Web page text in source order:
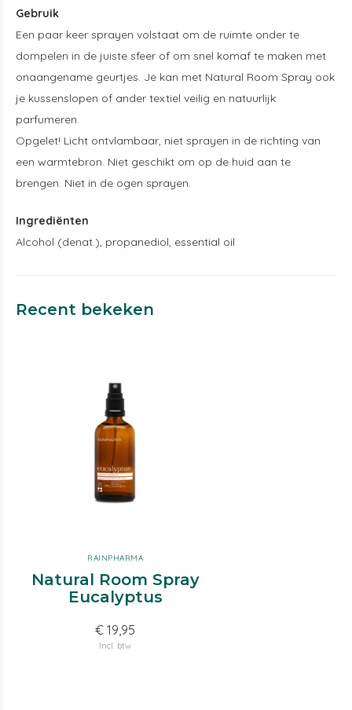
Gebruik
Een paar keer sprayen volstaat om de ruimte onder te
dompelen in de juiste sfeer of om snel komaf te maken met
onaangename geurtjes. Je kan met Natural Room Spray ook
je kussenslopen of ander textiel veilig en natuurlijk
parfumeren.
Opgelet! Licht ontvlambaar, niet sprayen in de richting van
een warmtebron. Niet geschikt om op de huid aan te
brengen. Niet in de ogen sprayen.
Ingrediënten
Alcohol (denat.), propanediol, essential oil
Recent bekeken
RAINPHARMA
Natural Room Spray
Eucalyptus
€ 19,95
Incl. btw